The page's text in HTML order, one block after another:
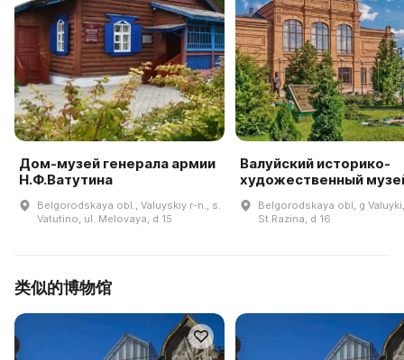
Дом-музей генерала армии
Н.Ф.Ватутина
Belgorodskaya obl., Valuyskiy r-n., s.
Vatutino, ul. Melovaya, d 15
Валуйский историко-
художественный
Belgorodskaya obl, g
St.Razina, d 16
类似的博物馆